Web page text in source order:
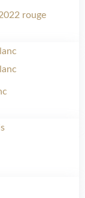
rouge